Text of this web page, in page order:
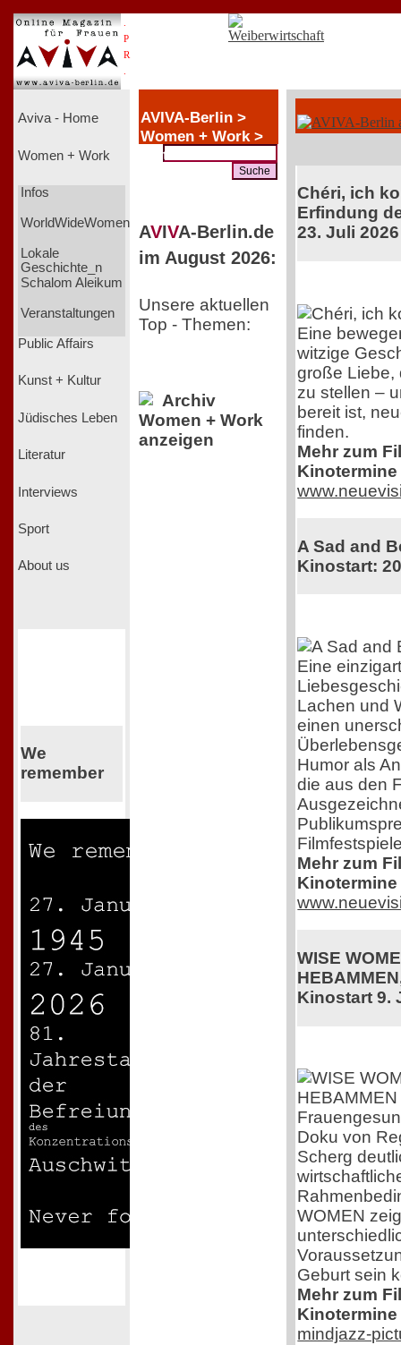
P
R
Aviva - Home
Women + Work
Infos
WorldWideWomen
Lokale
Geschichte_n
Schalom Aleikum
Veranstaltungen
Public Affairs
Kunst + Kultur
Jüdisches Leben
Literatur
Interviews
Sport
About us
We
remember
AVIVA-Berlin >
Women + Work >
Wettbewerbe
AVIVA-Berlin.de
im August 2026:
Unsere aktuellen
Top - Themen:
Archiv
Women + Work
anzeigen
Chéri, ich
Erfindung
23. Juli 2026
Eine
witzige
große Liebe,
zu stellen –
bereit ist,
finden.
Mehr zum
A Sad and
Kinostart:
Eine
Lachen und
einen
Humor als
die aus den
Mehr zum
WISE
Kinostart 9.
Doku von
Scherg
WOMEN
Geburt sein
Mehr zum
mindjazz-